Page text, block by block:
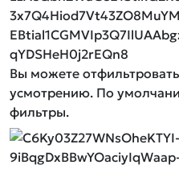
Вы можете
усмотрению. По
фильтры.